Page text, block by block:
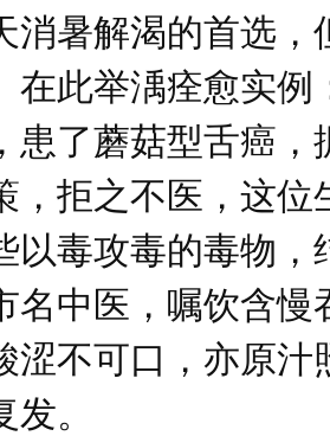
消暑解渴的首选
在此举渪痊愈实
患了蘑菇型舌癌
，拒之不医，这位
以毒攻毒的毒物，
名中医，嘱饮含
涩不可口，亦原汁
。